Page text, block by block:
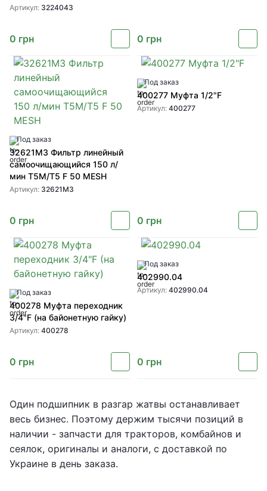
Артикул: 3224043
0 грн 0 грн
Под заказ
32621M3 Фильтр линейный
самоочищающийся 150 л/
мин T5M/T5 F 50 MESH
Артикул: 32621M3
0 грн
Под заказ
400277 Муфта 1/2"F
Артикул: 400277
0 грн
Под заказ
400278 Муфта переходник
3/4"F (на байонетную гайку)
Артикул: 400278
0 грн
Под заказ
402990.04
Артикул: 402990.04
0 грн
Один подшипник в разгар жатвы останавливает
весь бизнес. Поэтому держим тысячи позиций в
наличии - запчасти для тракторов, комбайнов и
сеялок, оригиналы и аналоги, с доставкой по
Украине в день заказа.